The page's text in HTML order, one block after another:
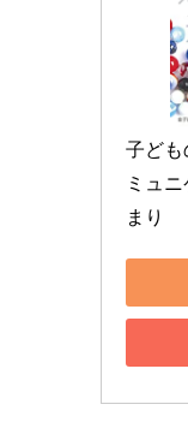
子ども
ミュ
まり